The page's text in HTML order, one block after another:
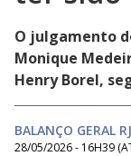
O julgamento
Monique
Henry Borel,
BALANÇO GERAL RJ
28/05/2026 - 16H39